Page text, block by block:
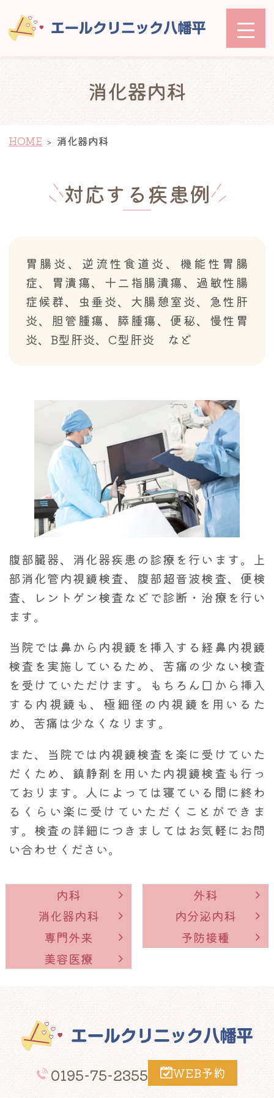
エールクリニック八幡平
HOME 消化器内科
消化器内科
対応する疾患例
胃腸炎、逆流性食道炎、機能性胃腸
症、胃潰瘍、十二指腸潰瘍、過敏性腸
症候群、虫垂炎、大腸憩室炎、急性肝
炎、胆管腫瘍、膵腫瘍、便秘、慢性胃
炎、B型肝炎、C型肝炎 など
腹部臓器、消化器疾患の診療を行います。上
部消化管内視鏡検査、腹部超音波検査、便検
査、レントゲン検査などで診断・治療を行い
ます。
当院では鼻から内視鏡を挿入する経鼻内視鏡
検査を実施しているため、苦痛の少ない検査
を受けていただけます。もちろん口から挿入
する内視鏡も、極細径の内視鏡を用いるた
め、苦痛は少なくなります。
また、当院では内視鏡検査を楽に受けていた
だくため、鎮静剤を用いた内視鏡検査も行っ
ております。人によっては寝ている間に終わ
るくらい楽に受けていただくことができま
す。検査の詳細につきましてはお気軽にお問
い合わせください。
内科
外科
消化器内科
内分泌内科
専門外来
予防接種
美容医療
0195-75-2355 WEB予約